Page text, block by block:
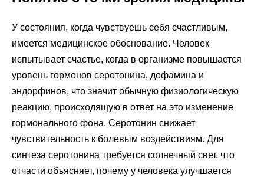
У состояния, когда чувствуешь себя счастливым,
имеется медицинское обоснование. Человек
испытывает счастье, когда в организме повышается
уровень гормонов серотонина, дофамина и
эндорфинов, что значит обычную физиологическую
реакцию, происходящую в ответ на это изменение
гормонального фона. Серотонин снижает
чувствительность к болевым воздействиям. Для
синтеза серотонина требуется солнечный свет, что
отчасти объясняет, почему у человека улучшается